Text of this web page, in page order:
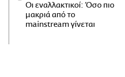
Οι εναλλακτικοί: Όσο πιο
μακριά από το
mainstream γίνεται